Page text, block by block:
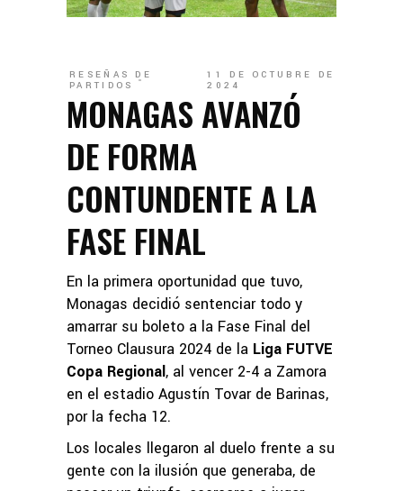
RESEÑAS DE
PARTIDOS
11 DE OCTUBRE DE
2024
MONAGAS AVANZÓ
DE FORMA
CONTUNDENTE A LA
FASE FINAL
En la primera oportunidad que tuvo,
Monagas decidió sentenciar todo y
amarrar su boleto a la Fase Final del
Torneo Clausura 2024 de la Liga FUTVE
Copa Regional, al vencer 2-4 a Zamora
en el estadio Agustín Tovar de Barinas,
por la fecha 12.
Los locales llegaron al duelo frente a su
gente con la ilusión que generaba, de